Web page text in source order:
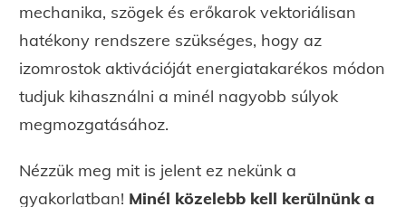
mechanika, szögek és erőkarok vektoriálisan
hatékony rendszere szükséges, hogy az
izomrostok aktivációját energiatakarékos módon
tudjuk kihasználni a minél nagyobb súlyok
megmozgatásához.
Nézzük meg mit is jelent ez nekünk a
gyakorlatban! Minél közelebb kell kerülnünk a